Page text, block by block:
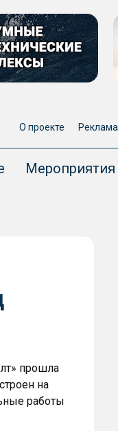
О проекте Реклама
Мероприятия
прошла
на
работы